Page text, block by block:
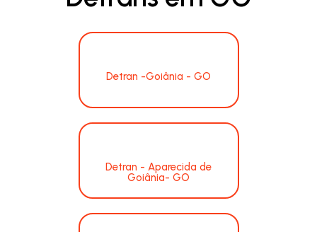
Detran -Goiânia - GO
Detran - Aparecida de
Goiânia- GO